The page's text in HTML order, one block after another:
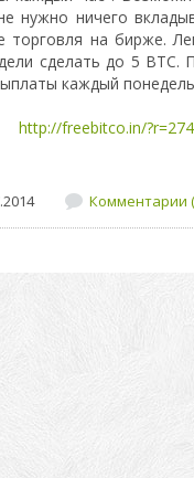
ничего
торговля на бирже.
сделать до 5 BTC.
каждый
http://freebitco.in/
Комментарии